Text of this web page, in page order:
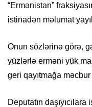
“Ermənistan”
istinadən məlumat
Onun sözlərinə görə,
yüzlərlə erməni yük
geri qayıtmağa
Deputatın